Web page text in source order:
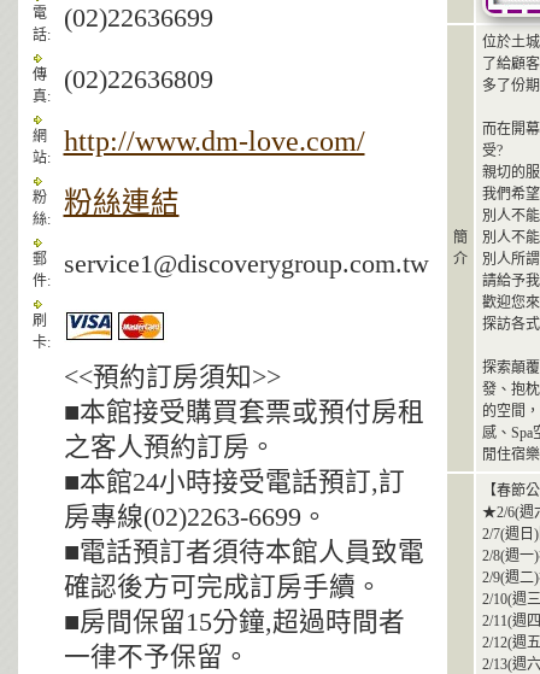
電
話:
(02)22636699
傳
真:
(02)22636809
網
站:
http://www.dm-love.com/
粉
絲:
粉絲連結
郵
件:
service1@discoverygroup.com.tw
刷
卡:
<<預約訂房須知>>
■本館接受購買套票或預付房租
之客人預約訂房。
■本館24小時接受電話預訂,訂
房專線(02)2263-6699。
■電話預訂者須待本館人員致電
確認後方可完成訂房手續。
■房間保留15分鐘,超過時間者
一律不予保留。
簡
介
位於土
了給顧
多了份
而在開
受?
親切的
我們希
別人不
別人不
別人所
請給予
歡迎您
探訪各
探索顛
發、抱
的空間
感、Spa
閒住宿
【春節
★2/6(週
2/7(週日
2/8(週一
2/9(週二
2/10(週
2/11(週
2/12(週
2/13(週